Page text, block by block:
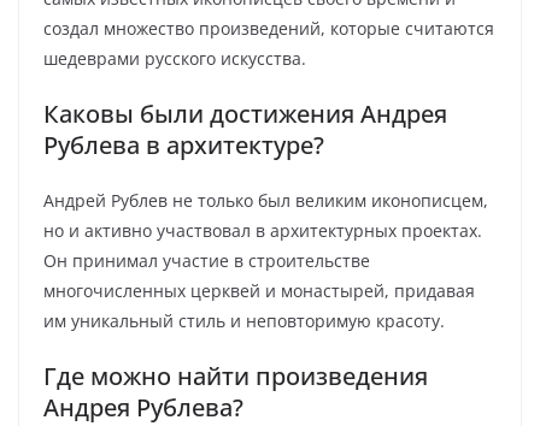
создал множество произведений, которые считаются
шедеврами русского искусства.
Каковы были достижения Андрея
Рублева в архитектуре?
Андрей Рублев не только был великим иконописцем,
но и активно участвовал в архитектурных проектах.
Он принимал участие в строительстве
многочисленных церквей и монастырей, придавая
им уникальный стиль и неповторимую красоту.
Где можно найти произведения
Андрея Рублева?